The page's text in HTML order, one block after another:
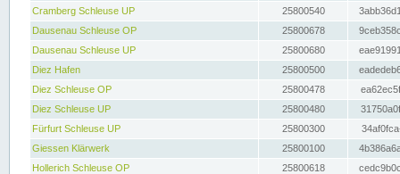
Cramberg Schleuse UP
25800540
Dausenau Schleuse OP
25800678
Dausenau Schleuse UP
25800680
Diez Hafen
25800500
Diez Schleuse OP
25800478
Diez Schleuse UP
25800480
Fürfurt Schleuse UP
25800300
Giessen Klärwerk
25800100
Hollerich Schleuse OP
25800618